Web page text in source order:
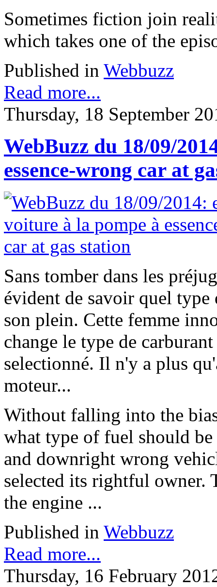
Sometimes fiction join
which takes one of the
Published in Webbuzz
Read more...
Thursday, 18 September
WebBuzz du 18/09/
essence-wrong car at
Sans tomber dans les
évident de savoir quel
son plein. Cette femme
change le type de
selectionné. Il n'y a plus
moteur...
Without falling into the
what type of fuel should
and downright wrong
selected its rightful owner.
the engine ...
Published in Webbuzz
Read more...
Thursday, 16 February